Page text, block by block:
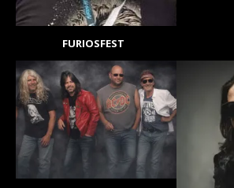
FURIOSFEST